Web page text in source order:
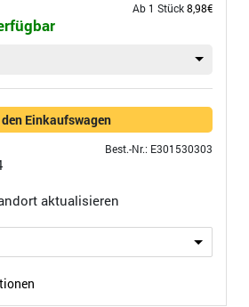
Ab 1 Stück8,98€
den Einkaufswagen
Best.-Nr.: E301530303
aktualisieren